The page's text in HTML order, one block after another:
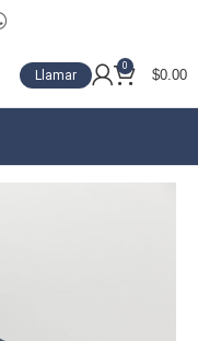
Llamar
0
$0.00